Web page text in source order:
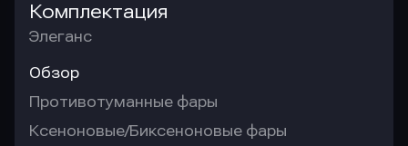
Комплектация
Элеганс
Обзор
Противотуманные фары
Ксеноновые/Биксеноновые фары